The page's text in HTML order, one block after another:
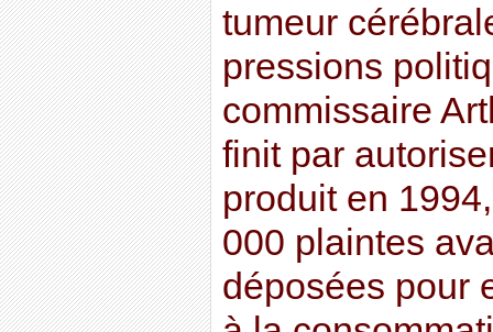
tumeur
pressions
commissaire
finit par
produit en
000 plaintes
déposées pour